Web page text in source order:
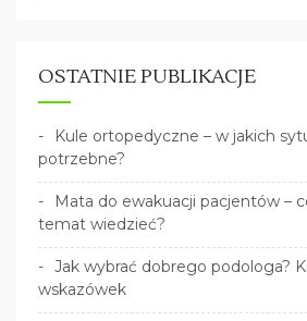
OSTATNIE PUBLIKACJE
Kule ortopedyczne – w jakich
potrzebne?
Mata do ewakuacji pacjentów –
temat wiedzieć?
Jak wybrać dobrego podologa?
wskazówek